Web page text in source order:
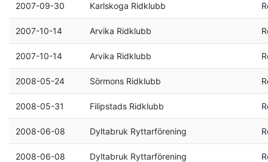
2007-09-30 Karlskoga Ridklubb
2007-10-14 Arvika Ridklubb
2007-10-14 Arvika Ridklubb
2008-05-24 Sörmons Ridklubb
2008-05-31 Filipstads Ridklubb
2008-06-08 Dyltabruk Ryttarförening
2008-06-08 Dyltabruk Ryttarförening